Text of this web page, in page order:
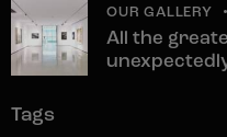
OUR GALLERY
All the
Tags